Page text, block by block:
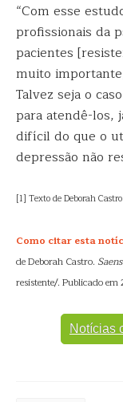
“Com esse
profissionais da
pacientes
muito
Talvez seja o
para atendê-los,
difícil do que o
depressão não
[1] Texto de Deborah
Como citar esta
de Deborah Castro.
resistente/. Publicado
Notícias